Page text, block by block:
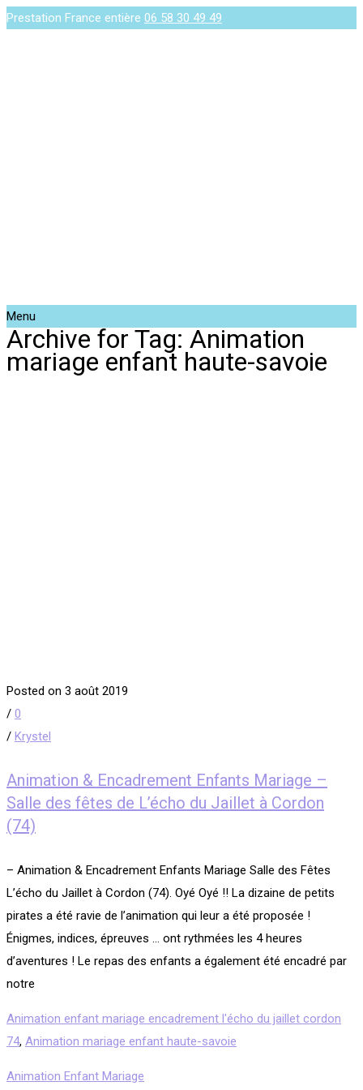
Prestation France entière 06 58 30 49 49
Menu
Archive for Tag: Animation
mariage enfant haute-savoie
Posted on 3 août 2019
/ 0
/ Krystel
Animation & Encadrement Enfants Mariage –
Salle des fêtes de L’écho du Jaillet à Cordon
(74)
– Animation & Encadrement Enfants Mariage Salle des Fêtes
L’écho du Jaillet à Cordon (74). Oyé Oyé !! La dizaine de petits
pirates a été ravie de l’animation qui leur a été proposée !
Énigmes, indices, épreuves … ont rythmées les 4 heures
d’aventures ! Le repas des enfants a également été encadré par
notre
Animation enfant mariage encadrement l'écho du jaillet cordon
74, Animation mariage enfant haute-savoie
Animation Enfant Mariage